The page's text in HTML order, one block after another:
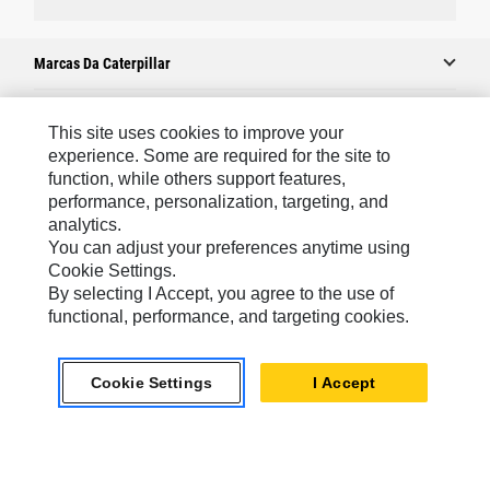
Marcas Da Caterpillar
Caterpillar.com
Caterpillar Contato E Suporte
Minhas Preferências De Marketing
Mapa Do Local
Cookie Settings
Legal
Privacidade
This site uses cookies to improve your
experience. Some are required for the site to
function, while others support features,
performance, personalization, targeting, and
analytics.
You can adjust your preferences anytime using
Cookie Settings.
By selecting I Accept, you agree to the use of
functional, performance, and targeting cookies.
Cookie Settings I Accept